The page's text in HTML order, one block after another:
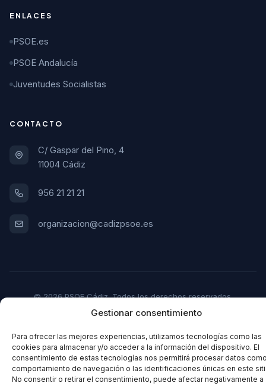
Gestionar consentimiento
Para ofrecer las mejores experiencias, utilizamos tecnologías como las
cookies para almacenar y/o acceder a la información del dispositivo. El
consentimiento de estas tecnologías nos permitirá procesar datos
comportamiento de navegación o las identificaciones únicas en este
No consentir o retirar el consentimiento, puede afectar negativamente a
ENLACES
PSOE.es
PSOE Andalucía
Juventudes Socialistas
CONTACTO
C/ Gaspar del Pino, 4
11004 Cádiz
956 21 21 21
organizacion@cadizpsoe.es
© 2026 PSOE Cádiz. Todos los derechos reservados.
Política de Privacidad Política de Cookies